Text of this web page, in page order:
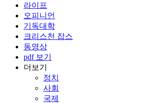
라이프
오피니언
기독대학
크리스천 잡스
동영상
pdf 보기
더보기
정치
사회
국제